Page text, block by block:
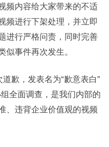
频内容给大家带来的不适
频进行下架处理，并立即
进行严格问责，同时完善
似事件再次发生。
歉，发表名为“歉意表白”
全面调查，是我们内部的
、违背企业价值观的视频